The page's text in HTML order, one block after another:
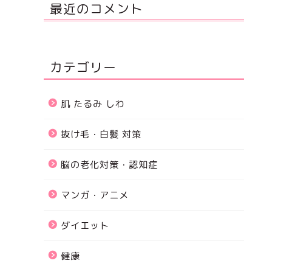
最近のコメント
カテゴリー
肌 たるみ しわ
抜け毛・白髪 対策
脳の老化対策・認知症
マンガ・アニメ
ダイエット
健康